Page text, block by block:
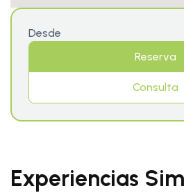
Desde
Reserva
Consulta
Experiencias